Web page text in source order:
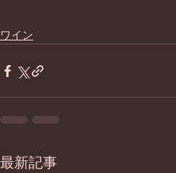
ワイン
最新記事